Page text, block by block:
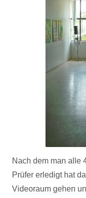
Nach dem man alle
Prüfer erledigt hat
Videoraum gehen